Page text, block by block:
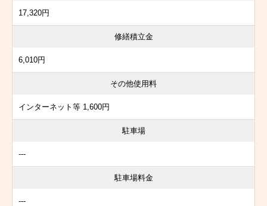
17,320円
修繕積立金
6,010円
その他使用料
インターネット等 1,600円
駐車場
---
駐車場料金
---